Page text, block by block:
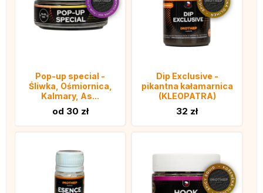
Pop-up special -
Śliwka, Ośmiornica,
Kalmary, As...
od 30 zł
Dip Exclusive -
pikantna kałamarnica
(KLEOPATRA)
32 zł